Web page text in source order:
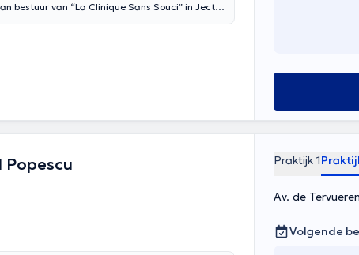
bestuur van “La Clinique Sans Souci” in Jecta
Popescu Praktijk 1
Av. de
Volgende